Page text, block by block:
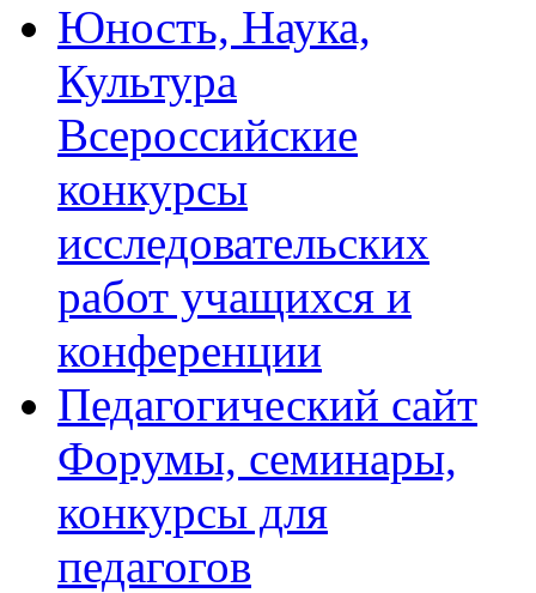
Юность, Наука,
Культура
Всероссийские
конкурсы
исследовательских
работ учащихся и
конференции
Педагогический сайт
Форумы, семинары,
конкурсы для
педагогов